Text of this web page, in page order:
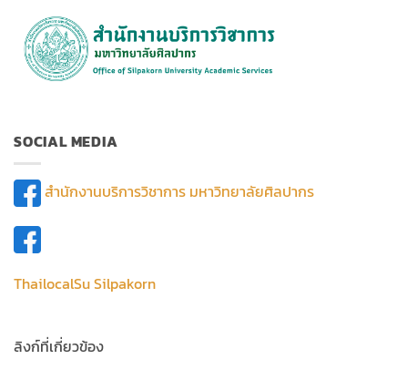
SOCIAL MEDIA
สำนักงานบริการวิชาการ มหาวิทยาลัยศิลปากร
ThailocalSu Silpakorn
ลิงก์ที่เกี่ยวข้อง